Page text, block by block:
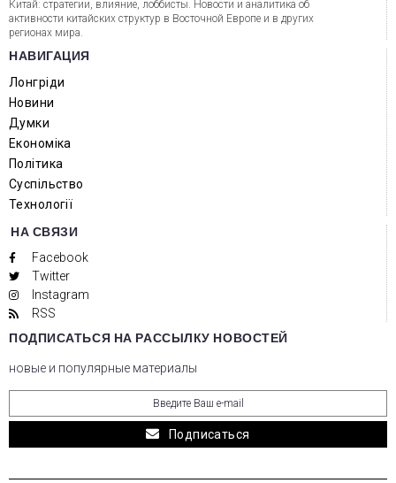
Китай: стратегии, влияние, лоббисты. Новости и аналитика об
активности китайских структур в Восточной Европе и в других
регионах мира.
НАВИГАЦИЯ
Лонгріди
Новини
Думки
Економіка
Політика
Суспільство
Технології
НА СВЯЗИ
Facebook
Twitter
Instagram
RSS
ПОДПИСАТЬСЯ НА РАССЫЛКУ НОВОСТЕЙ
новые и популярные материалы
Подписаться